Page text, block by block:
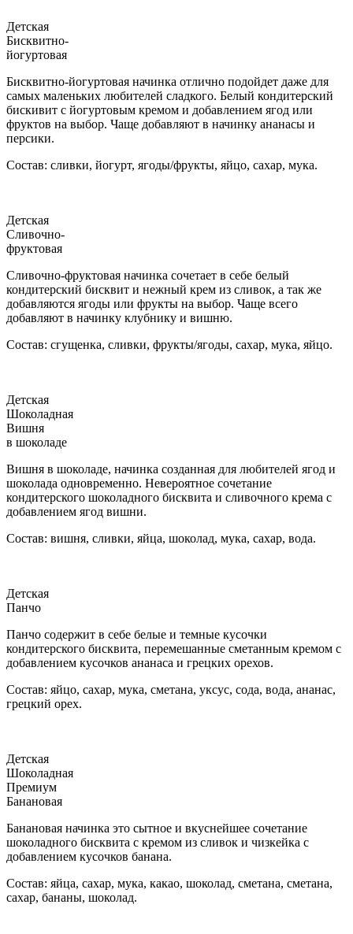
Детская
Бисквитно-
йогуртовая
Бисквитно-йогуртовая начинка отлично подойдет даже для
самых маленьких любителей сладкого. Белый кондитерский
бискивит с йогуртовым кремом и добавлением ягод или
фруктов на выбор. Чаще добавляют в начинку ананасы и
персики.
Состав: сливки, йогурт, ягоды/фрукты, яйцо, сахар, мука.
Детская
Сливочно-
фруктовая
Сливочно-фруктовая начинка сочетает в себе белый
кондитерский бисквит и нежный крем из сливок, а так же
добавляются ягоды или фрукты на выбор. Чаще всего
добавляют в начинку клубнику и вишню.
Состав: сгущенка, сливки, фрукты/ягоды, сахар, мука, яйцо.
Детская
Шоколадная
Вишня
в шоколаде
Вишня в шоколаде, начинка созданная для любителей ягод и
шоколада одновременно. Невероятное сочетание
кондитерского шоколадного бисквита и сливочного крема с
добавлением ягод вишни.
Состав: вишня, сливки, яйца, шоколад, мука, сахар, вода.
Детская
Панчо
Панчо содержит в себе белые и темные кусочки
кондитерского бисквита, перемешанные сметанным кремом с
добавлением кусочков ананаса и грецких орехов.
Состав: яйцо, сахар, мука, сметана, уксус, сода, вода, ананас,
грецкий орех.
Детская
Шоколадная
Премиум
Банановая
Банановая начинка это сытное и вкуснейшее сочетание
шоколадного бисквита с кремом из сливок и чизкейка с
добавлением кусочков банана.
Состав: яйца, сахар, мука, какао, шоколад, сметана, сметана,
сахар, бананы, шоколад.